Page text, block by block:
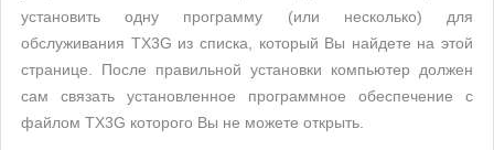
установить одну программу (или несколько) для
обслуживания TX3G из списка, который Вы найдете на этой
странице. После правильной установки компьютер должен
сам связать установленное программное обеспечение с
файлом TX3G которого Вы не можете открыть.